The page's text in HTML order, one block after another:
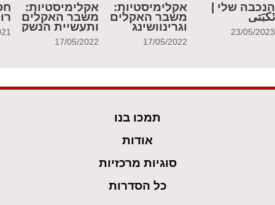
הנכבה שלי |
نَكبَتي
23/05/2023
אקלימיסטיות:
משבר האקלים
וגרינוושינג
17/05/2022
אקלימיסטיות:
משבר האקלים
ותעשיית הנשק
17/05/2022
תמכו בנו
אודות
סוגיות מרכזיות
כל הסדרות